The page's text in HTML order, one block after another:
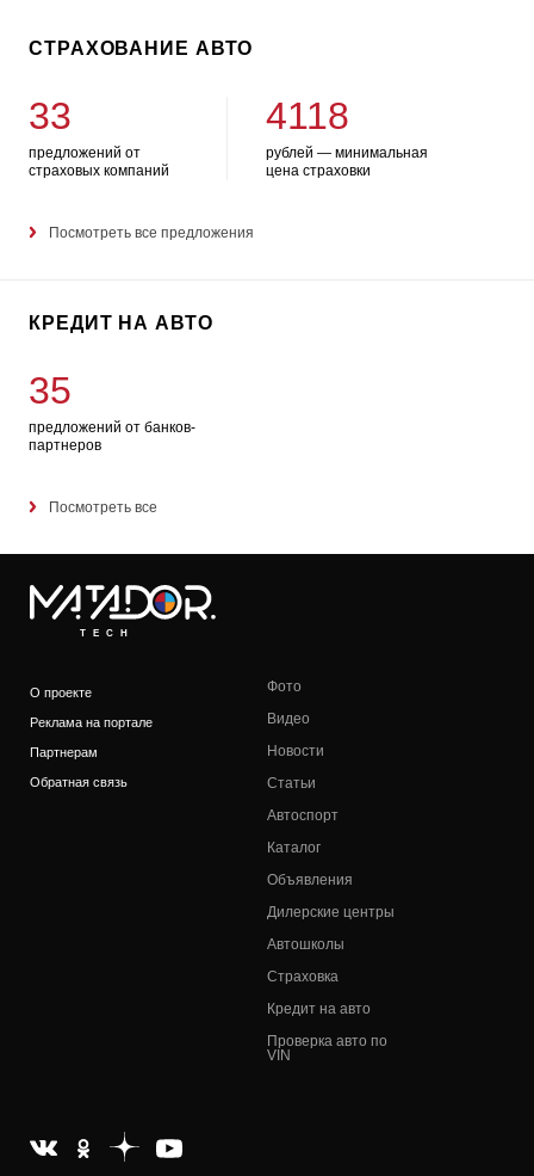
СТРАХОВАНИЕ АВТО
33
предложений от
страховых компаний
4118
рублей — минимальная
цена страховки
Посмотреть все предложения
КРЕДИТ НА АВТО
35
предложений от банков-
партнеров
Посмотреть все
TECH
О проекте
Реклама на портале
Партнерам
Обратная связь
Фото
Видео
Новости
Статьи
Автоспорт
Каталог
Объявления
Дилерские центры
Автошколы
Страховка
Кредит на авто
Проверка авто по
VIN